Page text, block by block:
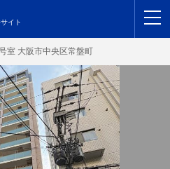
イト
室 大阪市中央区常盤町